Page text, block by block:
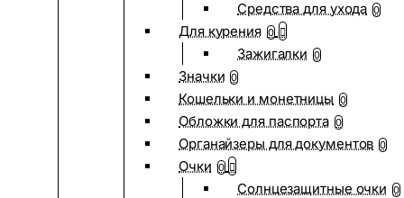
Средства для ухода 0
Для курения 0
Зажигалки 0
Значки 0
Кошельки и монетницы 0
Обложки для паспорта 0
Органайзеры для документов 0
Очки 0
Солнцезащитные очки 0